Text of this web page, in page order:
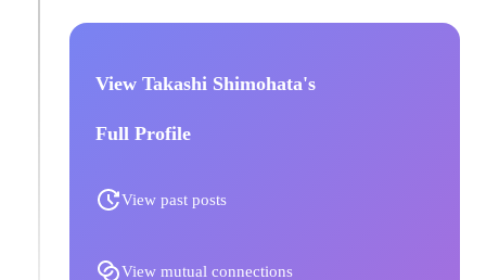
View Takashi Shimohata's
Full Profile
View past posts
View mutual connections